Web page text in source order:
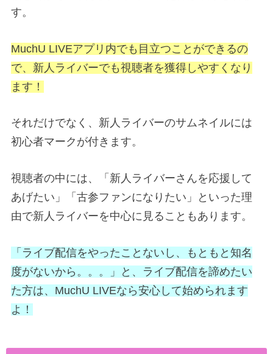
す。
MuchU LIVEアプリ内でも目立つことができるの
で、新人ライバーでも視聴者を獲得しやすくなり
ます！
それだけでなく、新人ライバーのサムネイルには
初心者マークが付きます。
視聴者の中には、「新人ライバーさんを応援して
あげたい」「古参ファンになりたい」といった理
由で新人ライバーを中心に見ることもあります。
「ライブ配信をやったことないし、もともと知名
度がないから。。。」と、ライブ配信を諦めたい
た方は、MuchU LIVEなら安心して始められます
よ！